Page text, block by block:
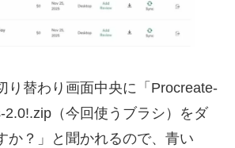
り替わり画面中央に「Procreate-
2.0!.zip（今回使うブラシ）をダ
か？」と聞かれるので、青い